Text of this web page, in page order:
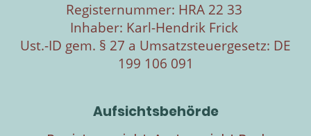
Registernummer: HRA 22 33
Inhaber: Karl-Hendrik Frick
Ust.-ID gem. § 27 a Umsatzsteuergesetz: DE
199 106 091
Aufsichtsbehörde